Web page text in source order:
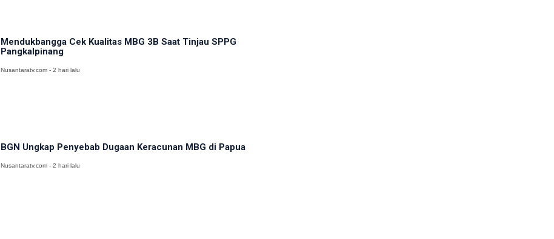
Mendukbangga Cek Kualitas MBG 3B Saat Tinjau SPPG
Pangkalpinang
Nusantaratv.com - 2 hari lalu
BGN Ungkap Penyebab Dugaan Keracunan MBG di Papua
Nusantaratv.com - 2 hari lalu